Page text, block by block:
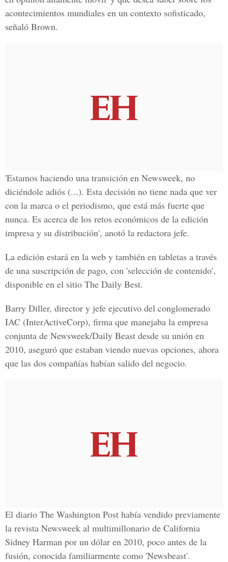
acontecimientos mundiales en un contexto sofisticado,
señaló Brown.
'Estamos haciendo una transición en Newsweek, no
diciéndole adiós (...). Esta decisión no tiene nada que ver
con la marca o el periodismo, que está más fuerte que
nunca. Es acerca de los retos económicos de la edición
impresa y su distribución', anotó la redactora jefe.
La edición estará en la web y también en tabletas a través
de una suscripción de pago, con 'selección de contenido',
disponible en el sitio The Daily Best.
Barry Diller, director y jefe ejecutivo del conglomerado
IAC (InterActiveCorp), firma que manejaba la empresa
conjunta de Newsweek/Daily Beast desde su unión en
2010, aseguró que estaban viendo nuevas opciones, ahora
que las dos compañías habían salido del negocio.
El diario The Washington Post había vendido previamente
la revista Newsweek al multimillonario de California
Sidney Harman por un dólar en 2010, poco antes de la
fusión, conocida familiarmente como 'Newsbeast'.